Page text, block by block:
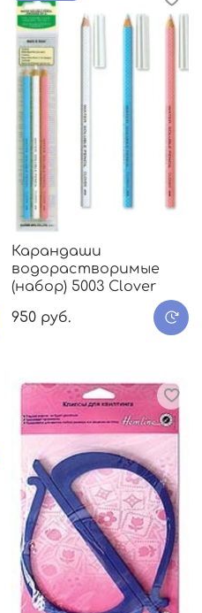
Карандаши
водорастворимые
(набор) 5003 Clover
950 руб.